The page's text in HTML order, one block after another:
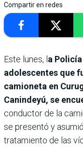
Compartir en redes
Este lunes, la
adolescentes que
camioneta en
Canindeyú, se
conductor de la
se presentó y
tratamiento de las